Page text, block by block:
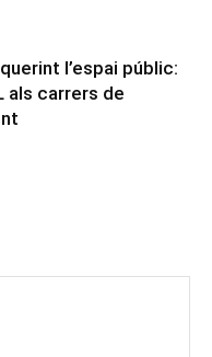
l’espai públic:
als carrers de